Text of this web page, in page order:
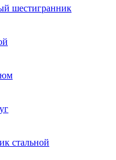
шестигранник
стальной